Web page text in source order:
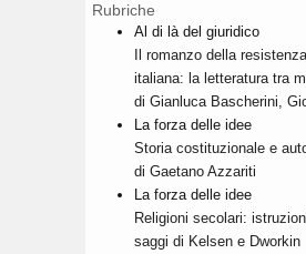
Rubriche
Al di là del giuridico
Il romanzo della
italiana: la letteratura tra
di Gianluca Bascherini,
La forza delle idee
Storia costituzionale e
di Gaetano Azzariti
La forza delle idee
Religioni secolari:
saggi di Kelsen e Dworkin